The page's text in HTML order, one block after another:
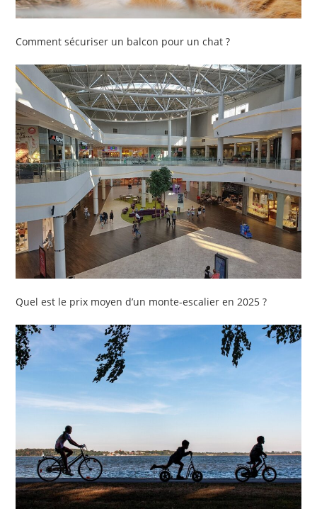
Comment sécuriser un balcon pour un chat ?
Quel est le prix moyen d’un monte-escalier en 2025 ?